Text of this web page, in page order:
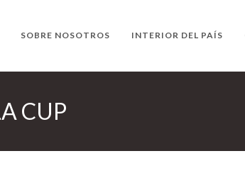
SOBRE NOSOTROS INTERIOR DEL PAÍS
CUP